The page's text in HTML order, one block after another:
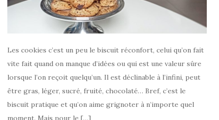
Les cookies c’est un peu le biscuit réconfort, celui qu’on fait
vite fait quand on manque d’idées ou qui est une valeur sûre
lorsque l’on reçoit quelqu’un. Il est déclinable à l’infini, peut
être gras, léger, sucré, fruité, chocolaté… Bref, c’est le
biscuit pratique et qu’on aime grignoter à n’importe quel
moment. Mais pour le […]